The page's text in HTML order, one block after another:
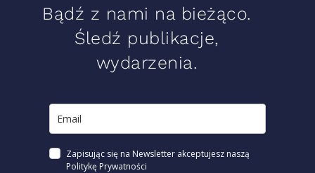
Bądź z nami na bieżąco.
Śledź publikacje,
wydarzenia.
Zapisując się na Newsletter akceptujesz naszą
Politykę Prywatności